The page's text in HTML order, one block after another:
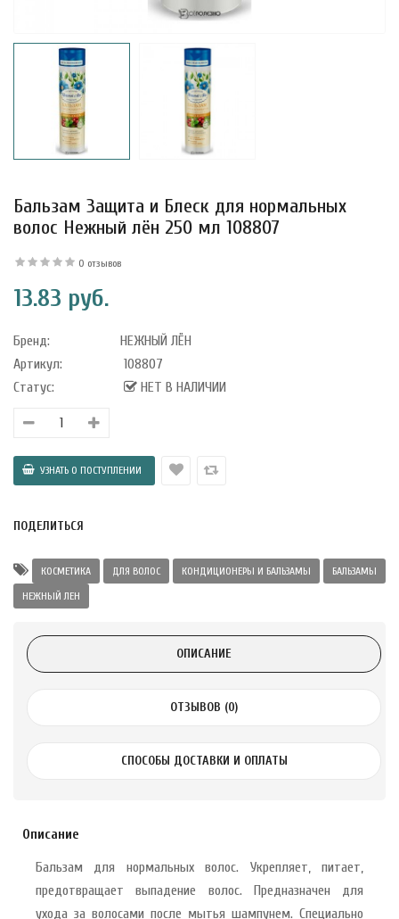
DE PEPINS DE
Бальзам Защита и Блеск для нормальных
волос Нежный лён 250 мл 108807
0 отзывов
13.83 руб.
Бренд:
НЕЖНЫЙ ЛЁН
Артикул:
108807
Статус:
НЕТ В НАЛИЧИИ
ПОДЕЛИТЬСЯ
КОСМЕТИКА ДЛЯ ВОЛОС КОНДИЦИОНЕРЫ И БАЛЬЗАМЫ
БАЛЬЗАМЫ
НЕЖНЫЙ ЛЕН
ОПИСАНИЕ
ОТЗЫВОВ (0)
СПОСОБЫ ДОСТАВКИ И ОПЛАТЫ
Описание
Бальзам для нормальных волос. Укрепляет, питает,
предотвращает выпадение волос. Предназначен для
ухода за волосами после мытья шампунем. Специально